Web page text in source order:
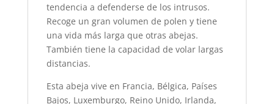
tendencia a defenderse de los intrusos.
Recoge un gran volumen de polen y tiene
una vida más larga que otras abejas.
También tiene la capacidad de volar largas
distancias.
Esta abeja vive en Francia, Bélgica, Países
Bajos, Luxemburgo, Reino Unido, Irlanda,